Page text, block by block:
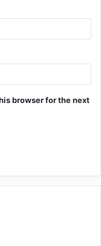
browser for the next